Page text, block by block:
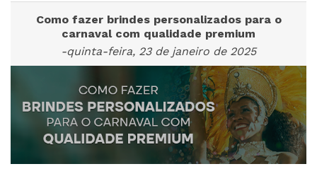
Como fazer brindes personalizados para o
carnaval com qualidade premium
-quinta-feira, 23 de janeiro de 2025